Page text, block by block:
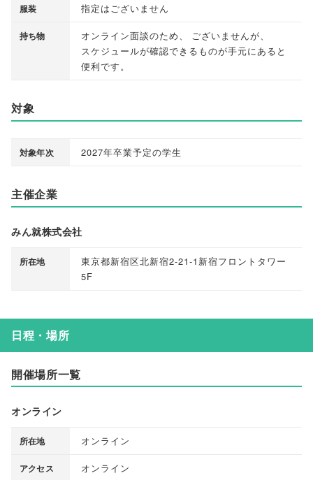
服装 指定はございません
持ち物 オンライン面談のため、 ございませんが、
スケジュールが確認できるものが手元にあると
便利です。
対象
対象年次 2027年卒業予定の学生
主催企業
みん就株式会社
所在地
東京都新宿区北新宿2-21-1新宿フロントタワー
5F
日程・場所
開催場所一覧
オンライン
所在地 オンライン
アクセス オンライン